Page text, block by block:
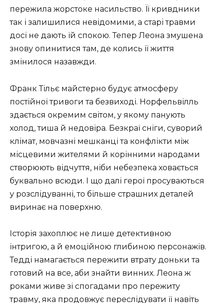
пережила жорстоке насильство. Її кривдники
так і залишилися невідомими, а старі травми
досі не дають їй спокою. Тепер Леона змушена
знову опинитися там, де колись її життя
змінилося назавжди.
Франк Тільє майстерно будує атмосферу
постійної тривоги та безвиході. Норфельвілль
здається окремим світом, у якому панують
холод, тиша й недовіра. Безкраї сніги, суворий
клімат, мовчазні мешканці та конфлікти між
місцевими жителями й корінними народами
створюють відчуття, ніби небезпека ховається
буквально всюди. І що далі герої просуваються
у розслідуванні, то більше страшних деталей
виринає на поверхню.
Історія захоплює не лише детективною
інтригою, а й емоційною глибиною персонажів.
Тедді намагається пережити втрату доньки та
готовий на все, аби знайти винних. Леона ж
роками живе зі спогадами про пережиту
травму, яка продовжує переслідувати її навіть